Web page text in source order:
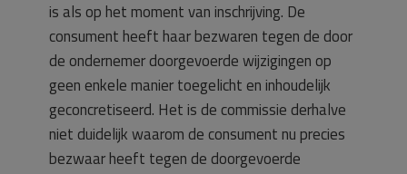
is als op het moment van inschrijving. De
consument heeft haar bezwaren tegen de door
de ondernemer doorgevoerde wijzigingen op
geen enkele manier toegelicht en inhoudelijk
geconcretiseerd. Het is de commissie derhalve
niet duidelijk waarom de consument nu precies
bezwaar heeft tegen de doorgevoerde